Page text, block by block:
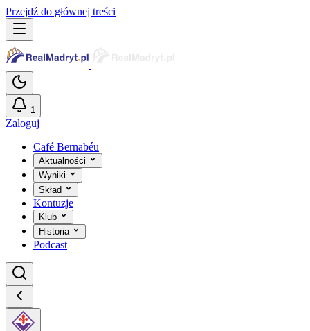
Przejdź do głównej treści
1
Zaloguj
Café Bernabéu
Aktualności
Wyniki
Skład
Kontuzje
Klub
Historia
Podcast